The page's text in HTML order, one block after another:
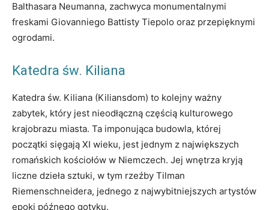
Balthasara Neumanna, zachwyca monumentalnymi
freskami Giovanniego Battisty Tiepolo oraz przepięknymi
ogrodami.
Katedra św. Kiliana
Katedra św. Kiliana (Kiliansdom) to kolejny ważny
zabytek, który jest nieodłączną częścią kulturowego
krajobrazu miasta. Ta imponująca budowla, której
początki sięgają XI wieku, jest jednym z największych
romańskich kościołów w Niemczech. Jej wnętrza kryją
liczne dzieła sztuki, w tym rzeźby Tilman
Riemenschneidera, jednego z najwybitniejszych artystów
epoki późnego gotyku.